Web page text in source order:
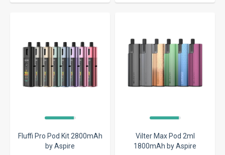
Fluffi Pro Pod Kit 2800mAh
by Aspire
Vilter Max Pod 2ml
1800mAh by Aspire